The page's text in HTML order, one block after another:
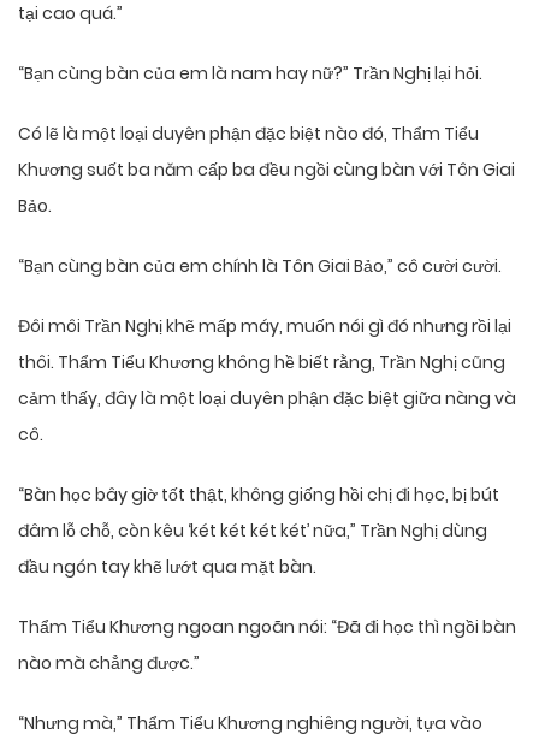
tại cao quá.”
“Bạn cùng bàn của em là nam hay nữ?” Trần Nghị lại hỏi.
Có lẽ là một loại duyên phận đặc biệt nào đó, Thẩm Tiểu
Khương suốt ba năm cấp ba đều ngồi cùng bàn với Tôn Giai
Bảo.
“Bạn cùng bàn của em chính là Tôn Giai Bảo,” cô cười cười.
Đôi môi Trần Nghị khẽ mấp máy, muốn nói gì đó nhưng rồi lại
thôi. Thẩm Tiểu Khương không hề biết rằng, Trần Nghị cũng
cảm thấy, đây là một loại duyên phận đặc biệt giữa nàng và
cô.
“Bàn học bây giờ tốt thật, không giống hồi chị đi học, bị bút
đâm lỗ chỗ, còn kêu ‘két két két két’ nữa,” Trần Nghị dùng
đầu ngón tay khẽ lướt qua mặt bàn.
Thẩm Tiểu Khương ngoan ngoãn nói: “Đã đi học thì ngồi bàn
nào mà chẳng được.”
“Nhưng mà,” Thẩm Tiểu Khương nghiêng người, tựa vào